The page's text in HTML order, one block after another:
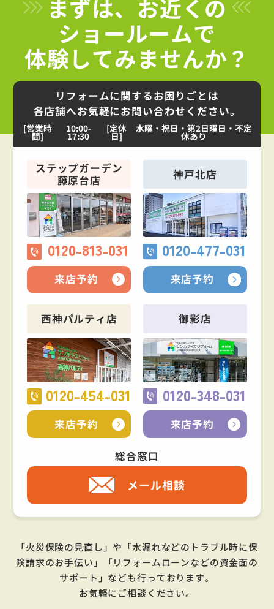
まずは、お近くの
ショールームで
体験してみませんか？
リフォームに関するお困りごとは
各店舗へお気軽にお問い合わせください。
[営業時
間]
10:00-
17:30
[定休
日]
水曜・祝日・第2日曜日・不定
休あり
ステップガーデン
藤原台店
0120-813-031
来店予約
神戸北店
0120-477-031
来店予約
西神パルティ店
0120-454-031
来店予約
御影店
0120-348-031
来店予約
総合窓口
メール相談
「火災保険の見直し」や「水漏れなどのトラブル時に保
険請求のお手伝い」「リフォームローンなどの資金面の
サポート」 なども行っております。
お気軽にご相談ください。